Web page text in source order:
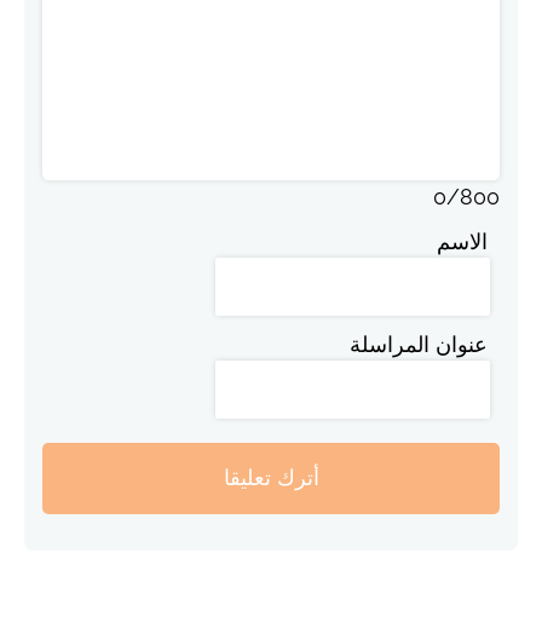
0/800
الاسم
عنوان المراسلة
أترك تعليقا